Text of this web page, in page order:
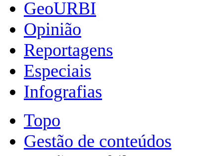
GeoURBI
Opinião
Reportagens
Especiais
Infografias
Topo
Gestão de conteúdos